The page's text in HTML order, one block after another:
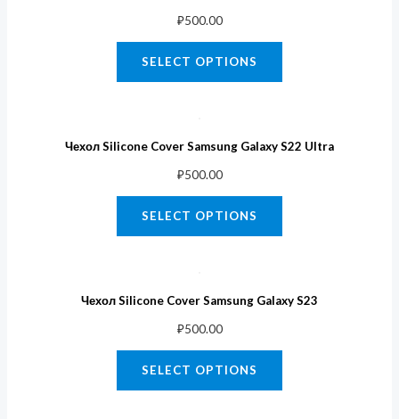
₽500.00
SELECT OPTIONS
Чехол Silicone Cover Samsung Galaxy S22 Ultra
₽500.00
SELECT OPTIONS
Чехол Silicone Cover Samsung Galaxy S23
₽500.00
SELECT OPTIONS